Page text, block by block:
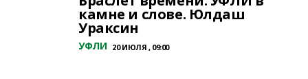
камне и слове. Юлдаш
Ураксин
УФЛИ 20 ИЮЛЯ , 09:00